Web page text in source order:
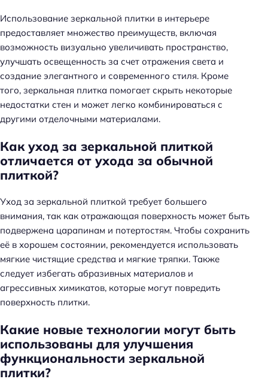
Использование зеркальной плитки в интерьере
предоставляет множество преимуществ, включая
возможность визуально увеличивать пространство,
улучшать освещенность за счет отражения света и
создание элегантного и современного стиля. Кроме
того, зеркальная плитка помогает скрыть некоторые
недостатки стен и может легко комбинироваться с
другими отделочными материалами.
Как уход за зеркальной плиткой
отличается от ухода за обычной
плиткой?
Уход за зеркальной плиткой требует большего
внимания, так как отражающая поверхность может быть
подвержена царапинам и потертостям. Чтобы сохранить
её в хорошем состоянии, рекомендуется использовать
мягкие чистящие средства и мягкие тряпки. Также
следует избегать абразивных материалов и
агрессивных химикатов, которые могут повредить
поверхность плитки.
Какие новые технологии могут быть
использованы для улучшения
функциональности зеркальной
плитки?